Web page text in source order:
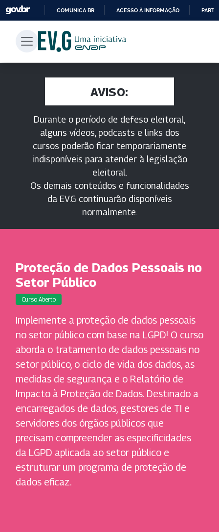
PARA
CONTEÚDO
COMUNICA BR ACESSO À INFORMAÇÃO
AVISO:
Durante o período de defeso eleitoral,
alguns vídeos, podcasts e links dos
cursos poderão ficar temporariamente
indisponíveis para atender à legislação
eleitoral.
Os demais conteúdos e funcionalidades
da EV.G continuarão disponíveis
normalmente.
Proteção de Dados Pessoais no
Setor Público
Curso Aberto
Implemente a proteção de dados pessoais
no setor público com base na LGPD! O curso
aborda o tratamento de dados pessoais no
setor público, o ciclo de vida dos dados, as
medidas de segurança e o Relatório de
Impacto à Proteção de Dados. Destinado a
encarregados de dados, gestores de TI e
servidores dos órgãos públicos que
precisam compreender as especificidades
da LGPD aplicada ao setor público e
estruturar um programa de proteção de
dados eficaz.